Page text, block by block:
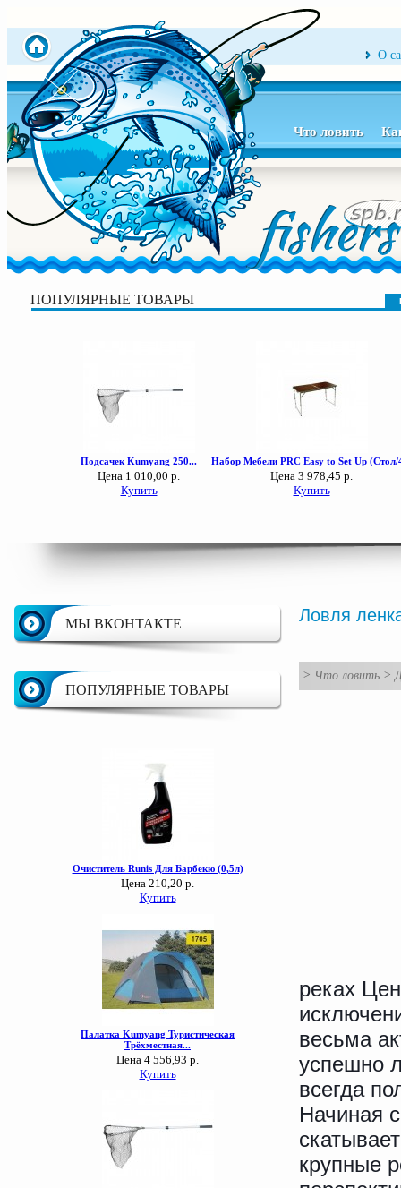
О
Что ловить
ПОПУЛЯРНЫЕ ТОВАРЫ
МЫ ВКОНТАКТЕ
ПОПУЛЯРНЫЕ ТОВАРЫ
Ловля
> Что ловить >
реках
весьма
успешно
всегда
Начиная
крупные